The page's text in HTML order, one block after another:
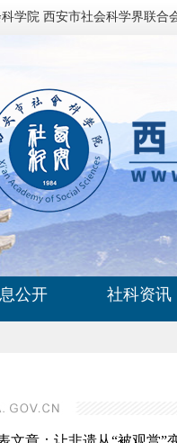
学院 西安市社会科学界联合
公开 社科资讯